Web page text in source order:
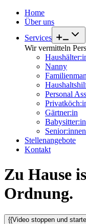
Home
Über uns
Services
Wir vermitteln
Nanny
Personal
Gärtner:in
Babysitter:in
Stellenangebote
Kontakt
Zu Hause
Ordnung.
{{Video stoppen und